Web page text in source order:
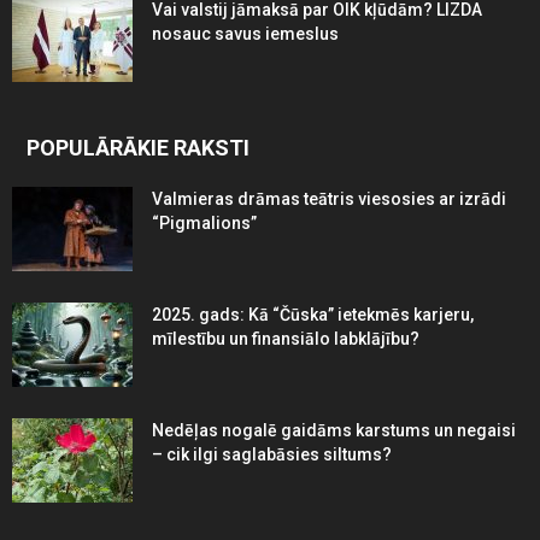
Vai valstij jāmaksā par OIK kļūdām? LIZDA
nosauc savus iemeslus
POPULĀRĀKIE RAKSTI
Valmieras drāmas teātris viesosies ar izrādi
“Pigmalions”
2025. gads: Kā “Čūska” ietekmēs karjeru,
mīlestību un finansiālo labklājību?
Nedēļas nogalē gaidāms karstums un negaisi
– cik ilgi saglabāsies siltums?